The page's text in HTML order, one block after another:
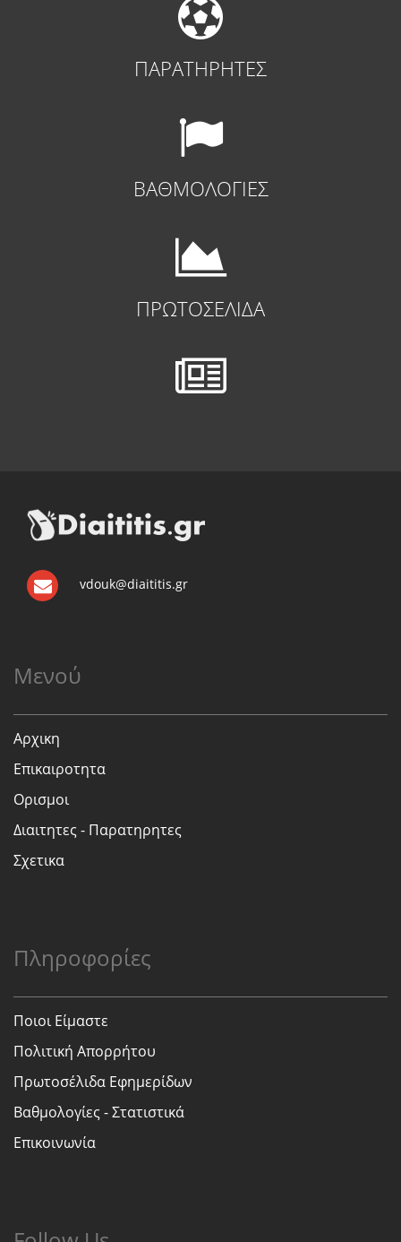
ΠΑΡΑΤΗΡΗΤΕΣ
ΒΑΘΜΟΛΟΓΙΕΣ
ΠΡΩΤΟΣΕΛΙΔΑ
vdouk@diaititis.gr
Μενού
Αρχικη
Επικαιροτητα
Ορισμοι
Διαιτητες - Παρατηρητες
Σχετικα
Πληροφορίες
Ποιοι Είμαστε
Πολιτική Απορρήτου
Πρωτοσέλιδα Εφημερίδων
Βαθμολογίες - Στατιστικά
Επικοινωνία